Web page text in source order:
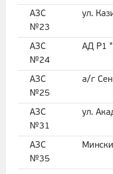
АЗС
№23
ул.
АЗС
№24
АД Р1
АЗС
№25
а/г
АЗС
№31
ул.
АЗС
№35